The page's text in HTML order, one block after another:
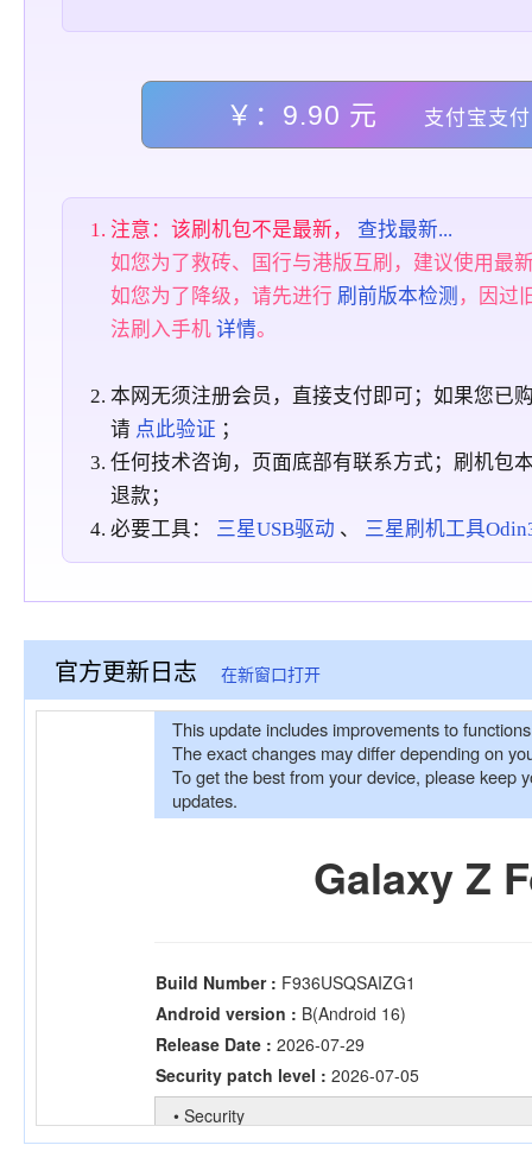
￥：9.90 元 支付宝支付
注意：该刷机包不是最新， 查找最新...
如您为了救砖、国行与港版互刷，建议使用最
如您为了降级，请先进行 刷前版本检测 ，因过
法刷入手机详情。
本网无须注册会员，直接支付即可；如果您已
请 点此验证 ；
任何技术咨询，页面底部有联系方式；刷机包
退款；
必要工具： 三星USB驱动 、 三星刷机工具
官方更新日志 在新窗口打开